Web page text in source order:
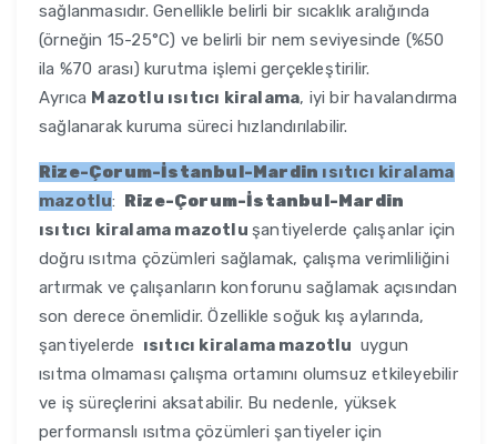
sağlanmasıdır. Genellikle belirli bir sıcaklık aralığında
(örneğin 15-25°C) ve belirli bir nem seviyesinde (%50
ila %70 arası) kurutma işlemi gerçekleştirilir.
Ayrıca Mazotlu ısıtıcı kiralama, iyi bir havalandırma
sağlanarak kuruma süreci hızlandırılabilir.
Rize-Çorum-İstanbul-Mardin ısıtıcı kiralama
mazotlu: Rize-Çorum-İstanbul-Mardin
ısıtıcı kiralama mazotlu şantiyelerde çalışanlar için
doğru ısıtma çözümleri sağlamak, çalışma verimliliğini
artırmak ve çalışanların konforunu sağlamak açısından
son derece önemlidir. Özellikle soğuk kış aylarında,
şantiyelerde ısıtıcı kiralama mazotlu uygun
ısıtma olmaması çalışma ortamını olumsuz etkileyebilir
ve iş süreçlerini aksatabilir. Bu nedenle, yüksek
performanslı ısıtma çözümleri şantiyeler için